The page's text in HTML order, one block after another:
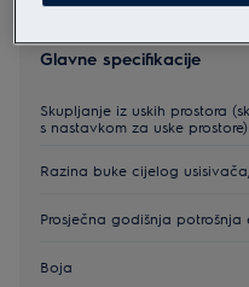
Glavne specifikacije
Skupljanje iz uskih prostora
s nastavkom za uske prostore)
Razina buke cijelog
Prosječna godišnja potrošnja
Boja